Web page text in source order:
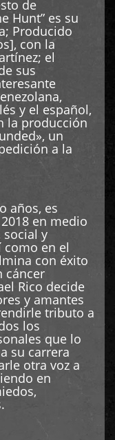
de
Hunt” es su
Producido
con la
el
sus
y el español,
la producción
un
a la
años, es
en medio
social y
como en el
con éxito
cáncer
Rico decide
y amantes
tributo a
los
que lo
su carrera
otra voz a
en